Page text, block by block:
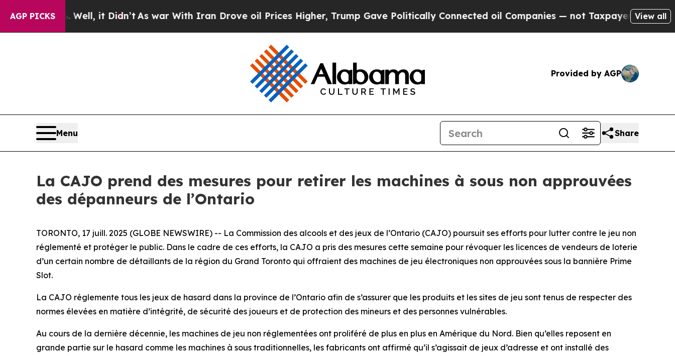
AGP PICKS
Well, it Didn’tAs war With Iran Drove oil Prices Higher, Trump Gave Politically Connected oil Companies — not Taxpayers — the Chance to
View all
Provided by AGP
Menu Share
La CAJO prend des mesures pour retirer les machines à sous non approuvées
des dépanneurs de l’Ontario
TORONTO, 17 juill. 2025 (GLOBE NEWSWIRE) -- La Commission des alcools et des jeux de l’Ontario (CAJO) poursuit ses efforts pour lutter contre le jeu non
réglementé et protéger le public. Dans le cadre de ces efforts, la CAJO a pris des mesures cette semaine pour révoquer les licences de vendeurs de loterie
d’un certain nombre de détaillants de la région du Grand Toronto qui offraient des machines de jeu électroniques non approuvées sous la bannière Prime
Slot.
La CAJO réglemente tous les jeux de hasard dans la province de l’Ontario afin de s’assurer que les produits et les sites de jeu sont tenus de respecter des
normes élevées en matière d’intégrité, de sécurité des joueurs et de protection des mineurs et des personnes vulnérables.
Au cours de la dernière décennie, les machines de jeu non réglementées ont proliféré de plus en plus en Amérique du Nord. Bien qu’elles reposent en
grande partie sur le hasard comme les machines à sous traditionnelles, les fabricants ont affirmé qu’il s’agissait de jeux d’adresse et ont installé des